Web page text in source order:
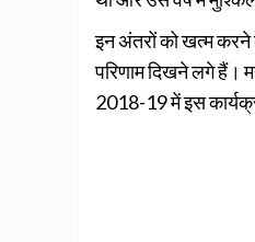
इन अंतरों को खत्म करने
परिणाम दिखने लगे हैं।
2018-19 में इस